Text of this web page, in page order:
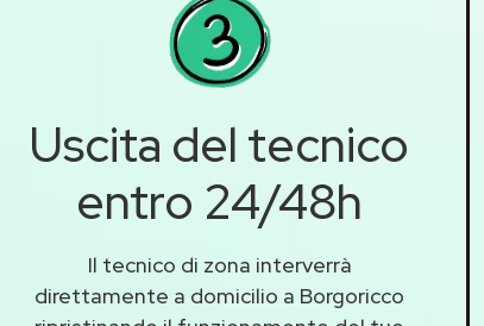
Uscita del tecnico
entro 24/48h
Il tecnico di zona interverrà
direttamente a domicilio a Borgoricco